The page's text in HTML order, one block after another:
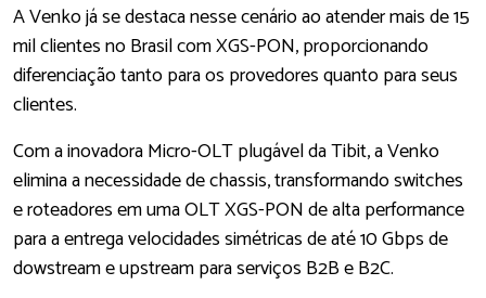
A Venko já se destaca nesse cenário ao atender mais de 15
mil clientes no Brasil com XGS-PON, proporcionando
diferenciação tanto para os provedores quanto para seus
clientes.
Com a inovadora Micro-OLT plugável da Tibit, a Venko
elimina a necessidade de chassis, transformando switches
e roteadores em uma OLT XGS-PON de alta performance
para a entrega velocidades simétricas de até 10 Gbps de
dowstream e upstream para serviços B2B e B2C.